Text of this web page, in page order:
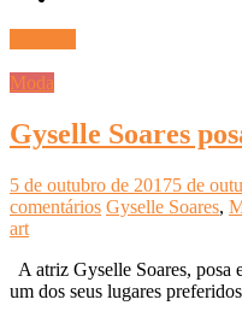
Moda
Gyselle Soares
5 de outubro de 20175 de
comentários Gyselle Soares,
art
A atriz Gyselle Soares, posa
um dos seus lugares